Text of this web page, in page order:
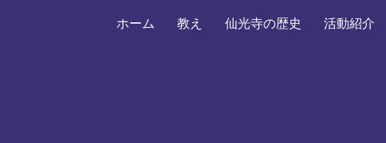
ホーム 教え 仙光寺の歴史 活動紹介